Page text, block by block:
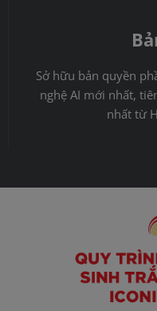
Sở hữu bản quyền
nghệ AI mới nhất,
nhất từ